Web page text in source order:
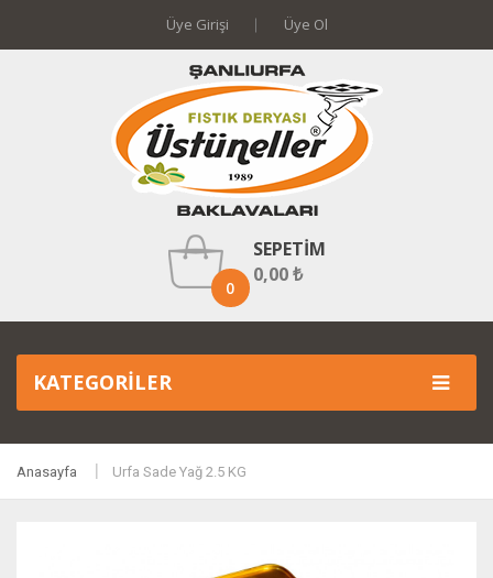
Üye Girişi Üye Ol
0
SEPETIM
0,00 ₺
KATEGORILER
Anasayfa Urfa Sade Yağ 2.5 KG